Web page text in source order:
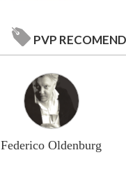
PVP
Federico Oldenburg